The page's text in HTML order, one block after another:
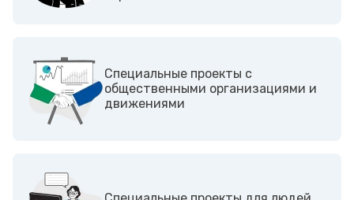
Cпециальные проекты с
общественными организациями и
движениями